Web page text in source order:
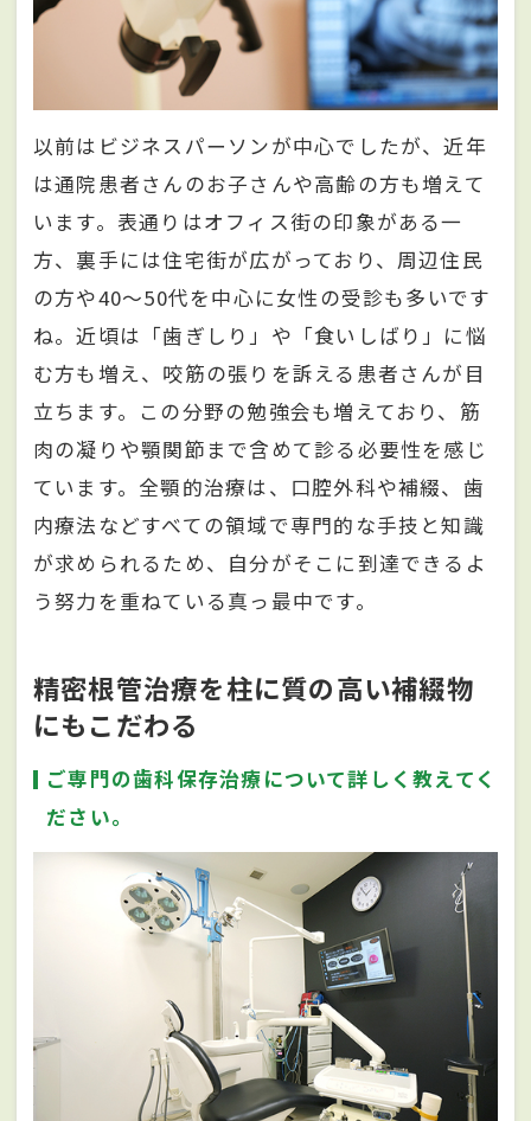
以前はビジネスパーソンが中心でしたが、近年
は通院患者さんのお子さんや高齢の方も増えて
います。表通りはオフィス街の印象がある一
方、裏手には住宅街が広がっており、周辺住民
の方や40〜50代を中心に女性の受診も多いです
ね。近頃は「歯ぎしり」や「食いしばり」に悩
む方も増え、咬筋の張りを訴える患者さんが目
立ちます。この分野の勉強会も増えており、筋
肉の凝りや顎関節まで含めて診る必要性を感じ
ています。全顎的治療は、口腔外科や補綴、歯
内療法などすべての領域で専門的な手技と知識
が求められるため、自分がそこに到達できるよ
う努力を重ねている真っ最中です。
精密根管治療を柱に質の高い補綴物
にもこだわる
ご専門の歯科保存治療について詳しく教えてく
ださい。